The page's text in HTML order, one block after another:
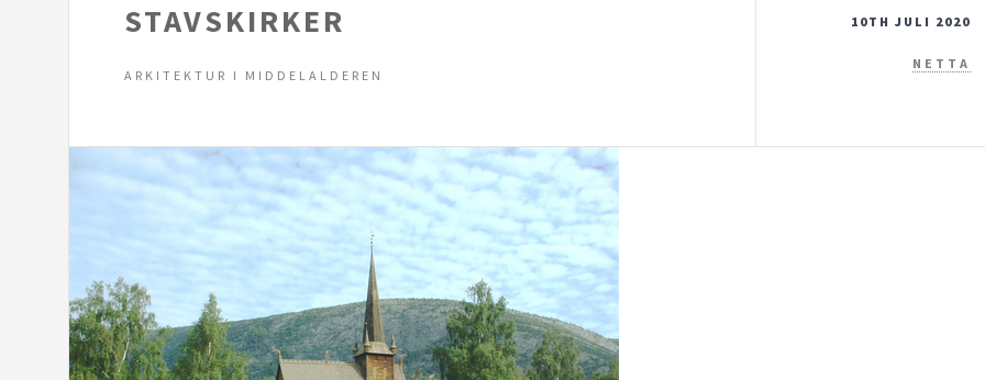
STAVSKIRKER
ARKITEKTUR I MIDDELALDEREN
10TH JULI 2020
NETTA